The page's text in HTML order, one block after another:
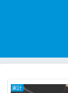
家計